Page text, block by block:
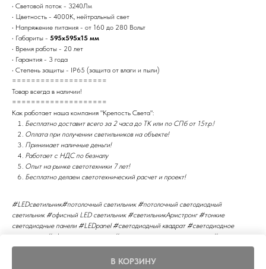
В КОРЗИНУ
• Световой поток - 3240Лм
• Цветность - 4000К, нейтральный свет
• Напряжение питания - от 160 до 280 Вольт
• Габариты - 595х595х15 мм
• Время работы - 20 лет
• Гарантия - 3 года
• Степень защиты - IP65 (защита от влаги и пыли)
====================
Товар всегда в наличии!
====================
Как работает наша компания "Крепость Света":
Бесплатно доставит всего за 2 часа до ТК или по СПб от 15т.р.!
Оплата при получении светильников на объекте!
Принимает наличные деньги!
Работает с НДС по безналу
Опыт на рынке светотехники 7 лет!
Бесплатно делаем светотехнический расчет и проект!
#LEDсветильник#потолочный светильник #потолочный светодиодный
светильник #офисный LED светильник #светильникАрмстронг #тонкие
светодиодные панели #LEDpanel #светодиодный квадрат #светодиодное
освещение #офисное освещение #влагозащищенные светильники #светильник
IP65